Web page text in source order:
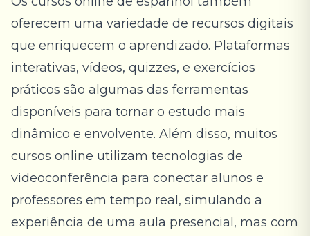
oferecem uma variedade de recursos digitais
que enriquecem o aprendizado. Plataformas
interativas, vídeos, quizzes, e exercícios
práticos são algumas das ferramentas
disponíveis para tornar o estudo mais
dinâmico e envolvente. Além disso, muitos
cursos online utilizam tecnologias de
videoconferência para conectar alunos e
professores em tempo real, simulando a
experiência de uma aula presencial, mas com